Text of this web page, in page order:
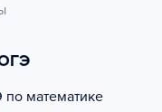
математике